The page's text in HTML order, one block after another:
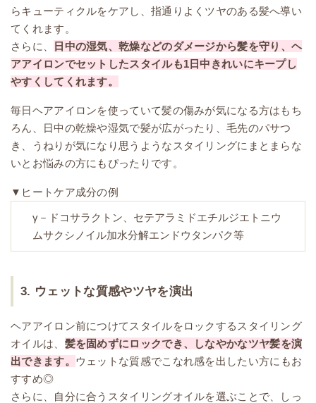
らキューティクルをケアし、指通りよくツヤのある髪へ導い
てくれます。
さらに、
日中の湿気、乾燥などのダメージから髪を守り、ヘ
アアイロンでセットしたスタイルも1日中きれいにキープし
やすくしてくれます。
毎日ヘアアイロンを使っていて髪の傷みが気になる方はもち
ろん、日中の乾燥や湿気で髪が広がったり、毛先のパサつ
き、うねりが気になり思うようなスタイリングにまとまらな
いとお悩みの方にもぴったりです。
▼ヒートケア成分の例
γ－ドコサラクトン、セテアラミドエチルジエトニウ
ムサクシノイル加水分解エンドウタンパク等
3. ウェットな質感やツヤを演出
ヘアアイロン前につけてスタイルをロックするスタイリング
オイルは、 髪を固めずにロックでき、しなやかなツヤ髪を演
出できます。 ウェットな質感でこなれ感を出したい方にもお
すすめ◎
さらに、自分に合うスタイリングオイルを選ぶことで、しっ